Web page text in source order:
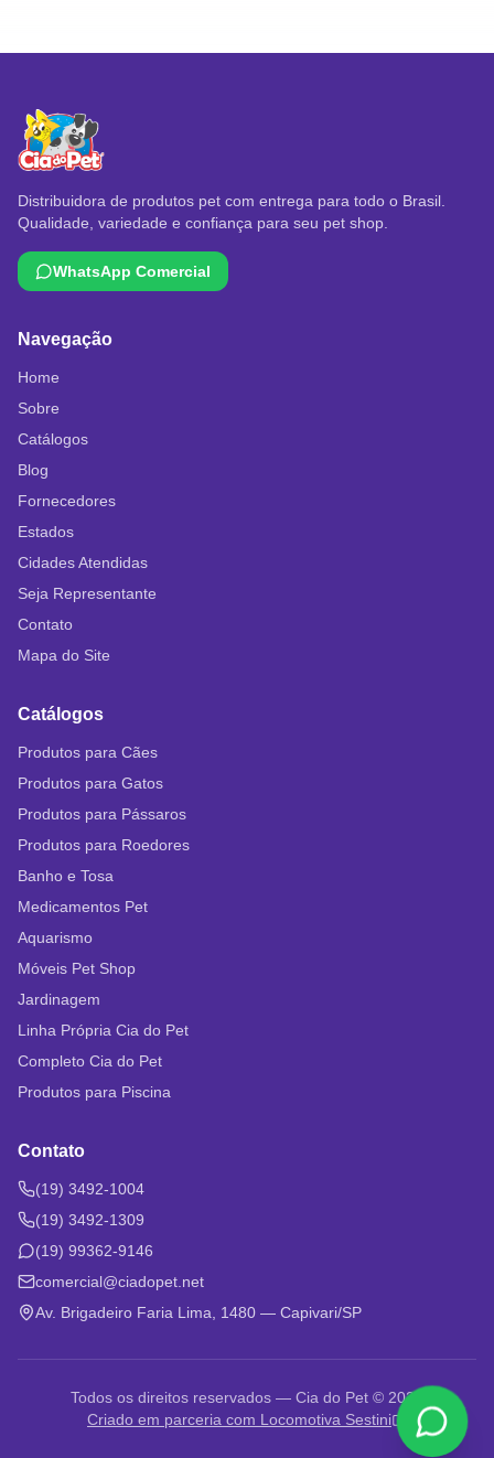
Distribuidora de produtos pet com entrega para todo o Brasil.
Qualidade, variedade e confiança para seu pet shop.
WhatsApp Comercial
Navegação
Home
Sobre
Catálogos
Blog
Fornecedores
Estados
Cidades Atendidas
Seja Representante
Contato
Mapa do Site
Catálogos
Produtos para Cães
Produtos para Gatos
Produtos para Pássaros
Produtos para Roedores
Banho e Tosa
Medicamentos Pet
Aquarismo
Móveis Pet Shop
Jardinagem
Linha Própria Cia do Pet
Completo Cia do Pet
Produtos para Piscina
Contato
(19) 3492-1004
(19) 3492-1309
(19) 99362-9146
comercial@ciadopet.net
Av. Brigadeiro Faria Lima, 1480 — Capivari/SP
Todos os direitos reservados — Cia do Pet © 2026
Criado em parceria com Locomotiva Sestini